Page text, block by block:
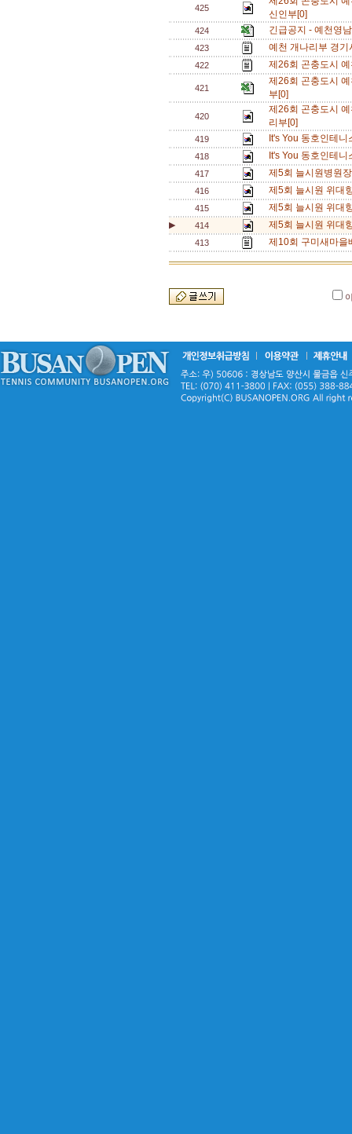
425
신인부[0]
424 긴급공지 - 예천영
423 예천 개나리부 경
422 제26회 곤충도시
421
제26회 곤충도시
부[0]
420
제26회 곤충도시
리부[0]
419 It's You 동호인테
418 It's You 동호인테
417 제5회 늘시원병원
416 제5회 늘시원 위대
415 제5회 늘시원 위대
▶ 414 제5회 늘시원 위대
413 제10회 구미새마